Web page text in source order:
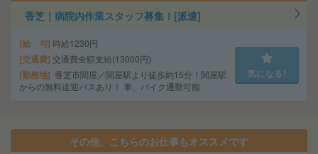
香芝｜病院内作業スタッフ募集！[派遣]
給 与 時給1230円
交通費 交通費全額支給(13000円)
勤務地 香芝市関屋／関屋駅より徒歩約15分！関屋駅
からの無料送迎バスあり！ 車、バイク通勤可能
気になる!
その他、こちらのお仕事もオススメです